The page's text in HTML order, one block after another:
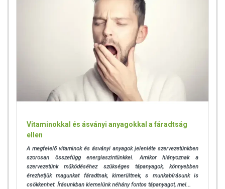
Vitaminokkal és ásványi anyagokkal a fáradtság
ellen
A megfelelő vitaminok és ásványi anyagok jelenléte szervezetünkben
szorosan összefügg energiaszintünkkel. Amikor hiányoznak a
szervezetünk működéséhez szükséges tápanyagok, könnyebben
érezhetjük magunkat fáradtnak, kimerültnek, s munkabírásunk is
csökkenhet. Írásunkban kiemelünk néhány fontos tápanyagot, mel...